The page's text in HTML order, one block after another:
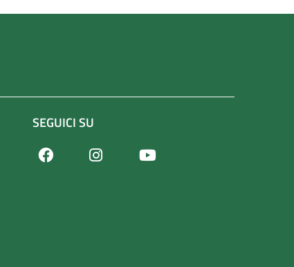
SEGUICI SU
FacebookInstagram